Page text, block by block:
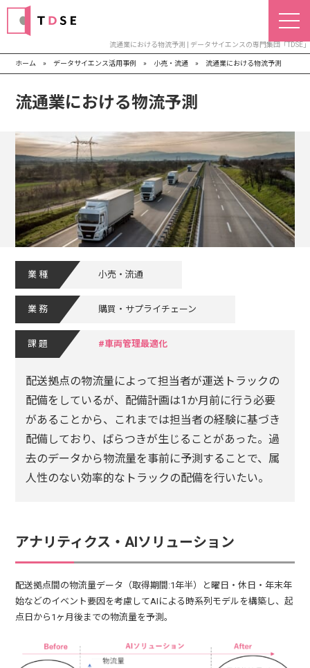
流通業における物流予測 | データサイエンスの専門集団「TDSE」
ホーム » データサイエンス活用事例 » 小売・流通 » 流通業における物流予測
流通業における物流予測
業種 小売・流通
業務 購買・サプライチェーン
課題 車両管理最適化
配送拠点の物流量によって担当者が運送トラックの
配備をしているが、配備計画は1か月前に行う必要
があることから、これまでは担当者の経験に基づき
配備しており、ばらつきが生じることがあった。過
去のデータから物流量を事前に予測することで、属
人性のない効率的なトラックの配備を行いたい。
アナリティクス・AIソリューション
配送拠点間の物流量データ（取得期間:1年半）と曜日・休日・年末年
始などのイベント要因を考慮してAIによる時系列モデルを構築し、起
点日から1ヶ月後までの物流量を予測。